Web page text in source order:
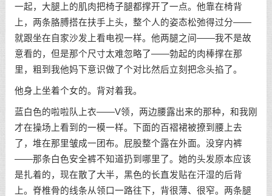
一起，大腿上的肌肉把椅子腿都撑开了一点。他靠在椅背
上，两条胳膊搭在扶手上头，整个人的姿态松弛得过分——
就跟坐在自家沙发上看电视一样。他两腿之间——我不是故
意看的，但是那个尺寸太难忽略了——勃起的肉棒撑在那
里，粗到我他妈下意识做了个对比然后立刻把念头掐了。
他身上坐着个女的。背对着我。
蓝白色的啦啦队上衣——V领，两边腰露出来的那种，和我刚
才在操场上看到的一模一样。下面的百褶裙被撩到腰上去
了，堆在那里皱成一团布。屁股整个露在外面。没穿内裤
——那条白色安全裤不知道扔到哪里了。她的头发原本应该
是扎着的，现在散了大半，黑色的长直发贴在汗湿的后背
上。脊椎骨的线条从领口一路往下，背很薄、很窄。两条腿